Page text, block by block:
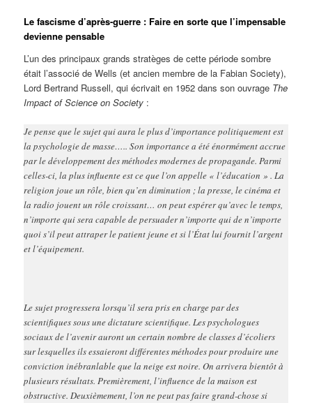
Le fascisme d’après-guerre : Faire en sorte que l’impensable
devienne pensable
L’un des principaux grands stratèges de cette période sombre
était l’associé de Wells (et ancien membre de la Fabian Society),
Lord Bertrand Russell, qui écrivait en 1952 dans son ouvrage The
Impact of Science on Society :
Je pense que le sujet qui aura le plus d’importance politiquement est
la psychologie de masse….. Son importance a été énormément accrue
par le développement des méthodes modernes de propagande. Parmi
celles-ci, la plus influente est ce que l’on appelle « l’éducation » . La
religion joue un rôle, bien qu’en diminution ; la presse, le cinéma et
la radio jouent un rôle croissant… on peut espérer qu’avec le temps,
n’importe qui sera capable de persuader n’importe qui de n’importe
quoi s’il peut attraper le patient jeune et si l’État lui fournit l’argent
et l’équipement.
Le sujet progressera lorsqu’il sera pris en charge par des
scientifiques sous une dictature scientifique. Les psychologues
sociaux de l’avenir auront un certain nombre de classes d’écoliers
sur lesquelles ils essaieront différentes méthodes pour produire une
conviction inébranlable que la neige est noire. On arrivera bientôt à
plusieurs résultats. Premièrement, l’influence de la maison est
obstructive. Deuxièmement, l’on ne peut pas faire grand-chose si